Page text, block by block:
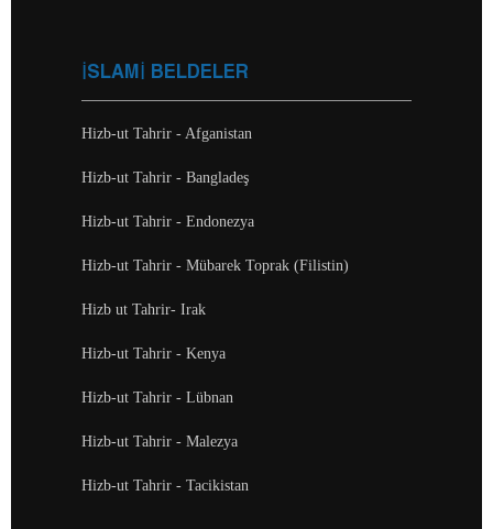
İSLAMİ BELDELER
Hizb-ut Tahrir - Afganistan
Hizb-ut Tahrir - Bangladeş
Hizb-ut Tahrir - Endonezya
Hizb-ut Tahrir - Mübarek Toprak (Filistin)
Hizb ut Tahrir- Irak
Hizb-ut Tahrir - Kenya
Hizb-ut Tahrir - Lübnan
Hizb-ut Tahrir - Malezya
Hizb-ut Tahrir - Tacikistan